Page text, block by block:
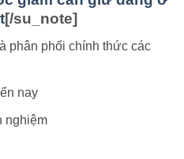
[/su_note]
phân phối chính thức các
nay
nghiệm